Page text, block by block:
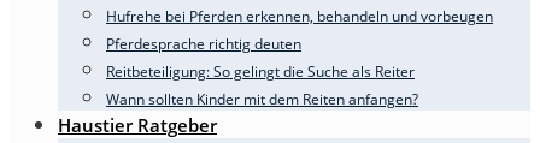
Hufrehe bei Pferden erkennen, behandeln und vorbeugen
Pferdesprache richtig deuten
Reitbeteiligung: So gelingt die Suche als Reiter
Wann sollten Kinder mit dem Reiten anfangen?
Haustier Ratgeber